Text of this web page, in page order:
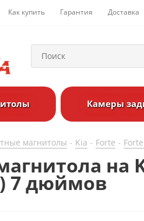
Как купить Гарантия Доставка
Камеры
магнитолы - Kia - Forte -
на
7 дюймов